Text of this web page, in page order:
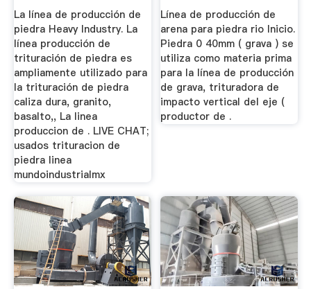
La línea de producción de
piedra Heavy Industry. La
línea producción de
trituración de piedra es
ampliamente utilizado para
la trituración de piedra
caliza dura, granito,
basalto,, La linea
produccion de . LIVE CHAT;
usados trituracion de
piedra linea
mundoindustrialmx
Línea de producción de
arena para piedra rio Inicio.
Piedra 0 40mm ( grava ) se
utiliza como materia prima
para la línea de producción
de grava, trituradora de
impacto vertical del eje (
productor de .